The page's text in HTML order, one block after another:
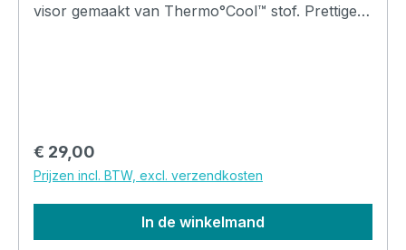
visor gemaakt van Thermo°Cool™ stof. Prettige
Normale prijs:
€ 29,00
Prijzen incl. BTW, excl. verzendkosten
In de winkelmand